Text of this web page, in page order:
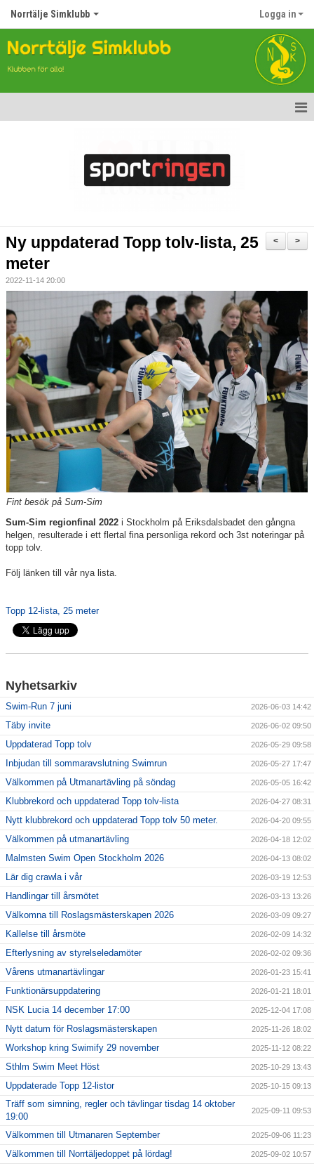
Norrtälje Simklubb Logga in
Topp Tolv
Anmälan till Simklubben
Våra tävlingar
Klubbkollektion
>
<
Ny uppdaterad Topp tolv-lista, 25
meter
2022-11-14 20:00
Fint besök på Sum-Sim
Sum-Sim regionfinal 2022 i Stockholm på Eriksdalsbadet den gångna
helgen, resulterade i ett flertal fina personliga rekord och 3st noteringar på
topp tolv.
Följ länken till vår nya lista.
Topp 12-lista, 25 meter
Nyhetsarkiv
Swim-Run 7 juni 2026-06-03 14:42
Täby invite 2026-06-02 09:50
Uppdaterad Topp tolv 2026-05-29 09:58
Inbjudan till sommaravslutning Swimrun 2026-05-27 17:47
Välkommen på Utmanartävling på söndag 2026-05-05 16:42
Klubbrekord och uppdaterad Topp tolv-lista 2026-04-27 08:31
Nytt klubbrekord och uppdaterad Topp tolv 50 meter. 2026-04-20 09:55
Välkommen på utmanartävling 2026-04-18 12:02
Malmsten Swim Open Stockholm 2026 2026-04-13 08:02
Lär dig crawla i vår 2026-03-19 12:53
Handlingar till årsmötet 2026-03-13 13:26
Välkomna till Roslagsmästerskapen 2026 2026-03-09 09:27
Kallelse till årsmöte 2026-02-09 14:32
Efterlysning av styrelseledamöter 2026-02-02 09:36
Vårens utmanartävlingar 2026-01-23 15:41
Funktionärsuppdatering 2026-01-21 18:01
NSK Lucia 14 december 17:00 2025-12-04 17:08
Nytt datum för Roslagsmästerskapen 2025-11-26 18:02
Workshop kring Swimify 29 november 2025-11-12 08:22
Sthlm Swim Meet Höst 2025-10-29 13:43
Uppdaterade Topp 12-listor 2025-10-15 09:13
Träff som simning, regler och tävlingar tisdag 14 oktober
19:00
2025-09-11 09:53
Välkommen till Utmanaren September 2025-09-06 11:23
Välkommen till Norrtäljedoppet på lördag! 2025-09-02 10:57